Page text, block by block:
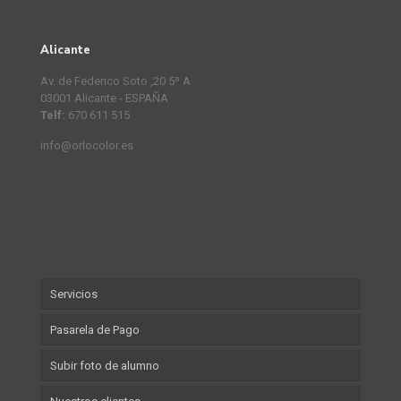
Alicante
Av. de Federico Soto ,20 5º A
03001 Alicante - ESPAÑA
Telf: 670 611 515
info@orlocolor.es
Servicios
Pasarela de Pago
Subir foto de alumno